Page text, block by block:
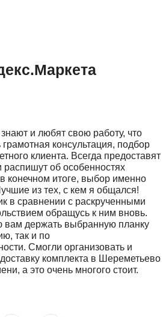
и любят свою работу, что
консультация, подбор
клиента. Всегда предоставят
распишут об особенностях
в конечном итоге, выбор именно
из тех, с кем я общался!
в сравнении с раскрученными
обращусь к ним вновь.
держать выбранную планку
так и по
Смогли организовать и
комплекта в Шереметьево
а это очень многого стоит.